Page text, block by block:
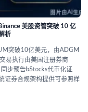
美股资管突破 10 亿
析
突破10亿美元，由ADGM
易执行由美国注册券商
步预告bStocks代币化证
证券合规架构提供可参照样